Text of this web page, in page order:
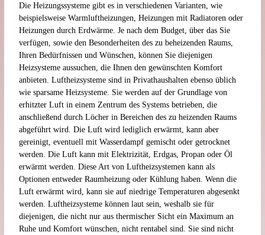
Die Heizungssysteme gibt es in verschiedenen Varianten, wie
beispielsweise Warmluftheizungen, Heizungen mit Radiatoren oder
Heizungen durch Erdwärme. Je nach dem Budget, über das Sie
verfügen, sowie den Besonderheiten des zu beheizenden Raums,
Ihren Bedürfnissen und Wünschen, können Sie diejenigen
Heizsysteme aussuchen, die Ihnen den gewünschten Komfort
anbieten. Luftheizsysteme sind in Privathaushalten ebenso üblich
wie sparsame Heizsysteme. Sie werden auf der Grundlage von
erhitzter Luft in einem Zentrum des Systems betrieben, die
anschließend durch Löcher in Bereichen des zu heizenden Raums
abgeführt wird. Die Luft wird lediglich erwärmt, kann aber
gereinigt, eventuell mit Wasserdampf gemischt oder getrocknet
werden. Die Luft kann mit Elektrizität, Erdgas, Propan oder Öl
erwärmt werden. Diese Art von Luftheizsystemen kann als
Optionen entweder Raumheizung oder Kühlung haben. Wenn die
Luft erwärmt wird, kann sie auf niedrige Temperaturen abgesenkt
werden. Luftheizsysteme können laut sein, weshalb sie für
diejenigen, die nicht nur aus thermischer Sicht ein Maximum an
Ruhe und Komfort wünschen, nicht rentabel sind. Sie sind nicht